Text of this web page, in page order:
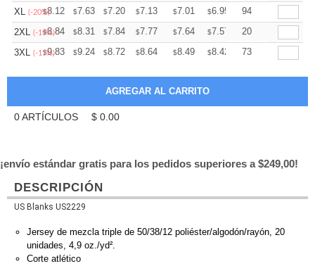
XL (-20%)
$8.12 $7.63 $7.20 $7.13 $7.01 $6.95 +
94
2XL (-19%)
$8.84 $8.31 $7.84 $7.77 $7.64 $7.57 +
20
3XL (-17%)
$9.83 $9.24 $8.72 $8.64 $8.49 $8.42 +
73
0ARTÍCULOS $ 0.00
¡envío estándar gratis para los pedidos superiores a $249,00!
DESCRIPCIÓN
US Blanks US2229
Jersey de mezcla triple de 50/38/12 poliéster/algodón/rayón, 20
unidades, 4,9 oz./yd².
Corte atlético